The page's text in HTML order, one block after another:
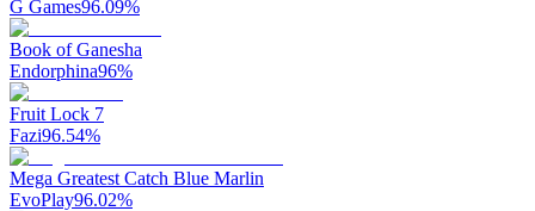
G Games96.09%
Book of Ganesha
Endorphina96%
Fruit Lock 7
Fazi96.54%
Mega Greatest Catch Blue Marlin
EvoPlay96.02%